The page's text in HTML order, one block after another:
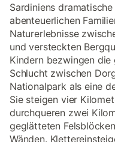
Sardiniens
abenteuerlichen
Naturerlebnisse
und versteckten
Kindern bezwingen
Schlucht zwischen
Nationalpark als eine
Sie steigen vier
durchqueren zwei
geglätteten
Wänden.